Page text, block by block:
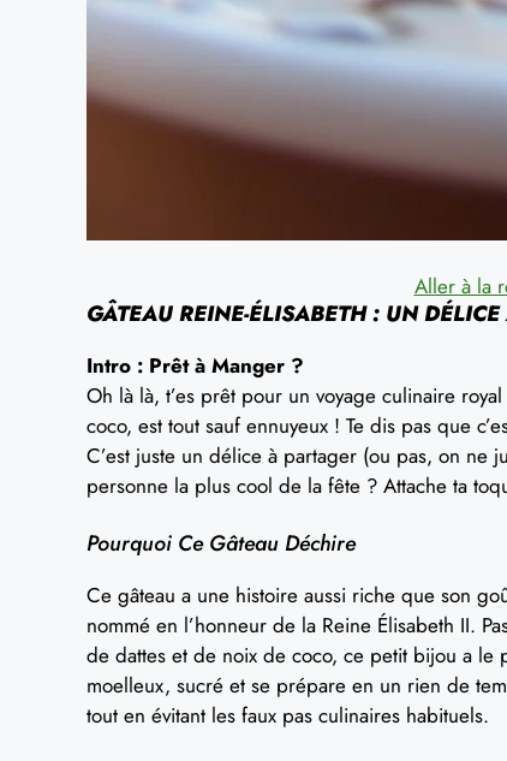
Aller à la
GÂTEAU REINE-ÉLISABETH : UN DÉLICE
Intro : Prêt à Manger ?
Oh là là, t’es prêt pour un voyage culinaire
coco, est tout sauf ennuyeux ! Te dis pas que
C’est juste un délice à partager (ou pas, on ne
personne la plus cool de la fête ? Attache ta
Pourquoi Ce Gâteau Déchire
Ce gâteau a une histoire aussi riche que son
nommé en l’honneur de la Reine Élisabeth II.
de dattes et de noix de coco, ce petit bijou a le
moelleux, sucré et se prépare en un rien de
tout en évitant les faux pas culinaires habituels.